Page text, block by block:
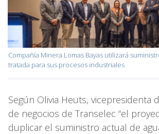
Compañía Minera Lomas Bayas utilizará
tratada para sus procesos industriales
Según Olivia Heuts, vicepresidenta
de negocios de Transelec “el
duplicar el suministro actual de